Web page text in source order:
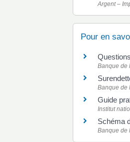
Argent –
Pour en
Banque de
Banque de
Guide
Institut
Schéma
Banque de